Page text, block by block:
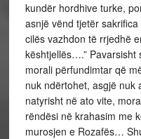
kundër hordhive turke,
asnjë vënd tjetër
cilës vazhdon të rrjedhë
kështjellës….” Pavarsisht
morali përfundimtar që
nuk ndërtohet, asgjë
natyrisht në ato vite,
rëndësi në krahasim me
murosjen e Rozafës…